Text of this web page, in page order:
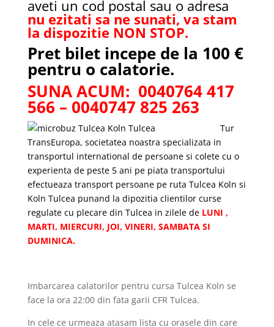
aveti un cod postal sau o adresa
nu ezitati sa ne sunati, va stam
la dispozitie NON STOP.
Pret bilet incepe de la 100 €
pentru o calatorie.
SUNA ACUM: 0040764 417
566 – 0040747 825 263
Tur
TransEuropa, societatea noastra specializata in
transportul international de persoane si colete cu o
experienta de peste 5 ani pe piata transportului
efectueaza transport persoane pe ruta Tulcea Koln si
Koln Tulcea punand la dipozitia clientilor curse
regulate cu plecare din Tulcea in zilele deLUNI ,
MARTI, MIERCURI, JOI, VINERI, SAMBATA SI
DUMINICA.
Imbarcarea calatorilor pentru cursa Tulcea Koln se
face la ora 22:00 din fata garii CFR Tulcea.
In cele ce urmeaza atasam lista cu orasele din care